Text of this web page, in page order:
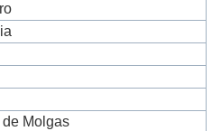
de Molgas